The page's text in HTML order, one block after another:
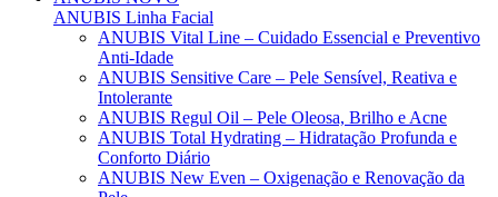
ANUBIS Linha Facial
ANUBIS Vital Line – Cuidado Essencial e Preventivo
Anti-Idade
ANUBIS Sensitive Care – Pele Sensível, Reativa e
Intolerante
ANUBIS Regul Oil – Pele Oleosa, Brilho e Acne
ANUBIS Total Hydrating – Hidratação Profunda e
Conforto Diário
ANUBIS New Even – Oxigenação e Renovação da